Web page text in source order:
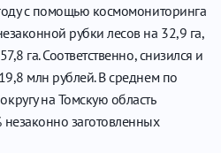
с помощью космомониторинга
рубки лесов на 32,9 га,
га. Соответственно, снизился и
млн рублей. В среднем по
на Томскую область
заготовленных